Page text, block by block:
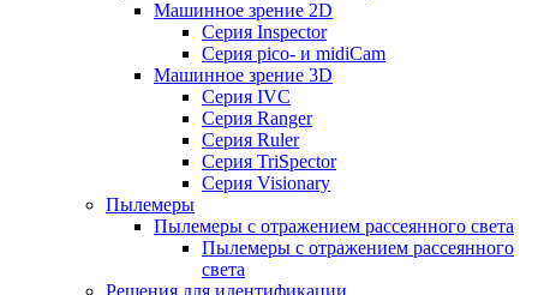
Машинное зрение 2D
Серия Inspector
Серия pico- и midiCam
Машинное зрение 3D
Серия IVC
Серия Ranger
Серия Ruler
Серия TriSpector
Серия Visionary
Пылемеры
Пылемеры с отражением рассеянного света
Пылемеры с отражением рассеянного
света
Решения для идентификации